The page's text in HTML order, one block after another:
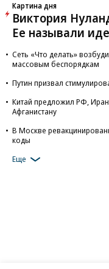
Картина дня
Виктория
Ее называли
Сеть «Что делать»
массовым беспорядкам
Путин призвал
Китай предложил РФ,
Афганистану
В Москве
коды
Еще